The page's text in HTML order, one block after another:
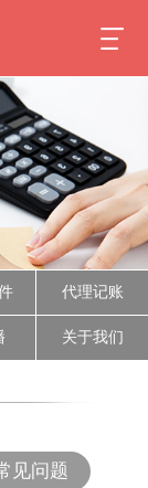
代理记账
关于我们
见问题